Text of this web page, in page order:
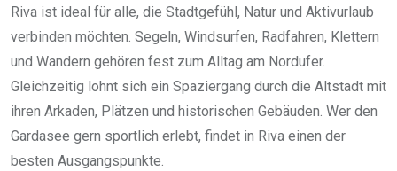
Riva ist ideal für alle, die Stadtgefühl, Natur und Aktivurlaub
verbinden möchten. Segeln, Windsurfen, Radfahren, Klettern
und Wandern gehören fest zum Alltag am Nordufer.
Gleichzeitig lohnt sich ein Spaziergang durch die Altstadt mit
ihren Arkaden, Plätzen und historischen Gebäuden. Wer den
Gardasee gern sportlich erlebt, findet in Riva einen der
besten Ausgangspunkte.